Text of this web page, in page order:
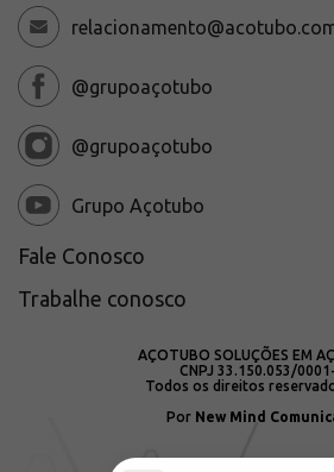
@grupoaçotubo
@grupoaçotubo
Grupo Açotubo
Fale Conosco
Trabalhe conosco
AÇOTUBO SOLUÇÕES EM
CNPJ 33.150.053/
Todos os direitos
Por New Mind